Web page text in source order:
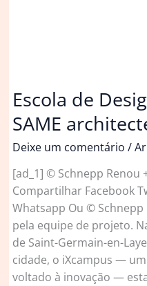
Escola de
SAME
Deixe um comentário /
[ad_1] © Schnepp Renou
Compartilhar Facebook
Whatsapp Ou ©
pela equipe de projeto.
de Saint-Germain-en-
cidade, o iXcampus —
voltado à inovação —